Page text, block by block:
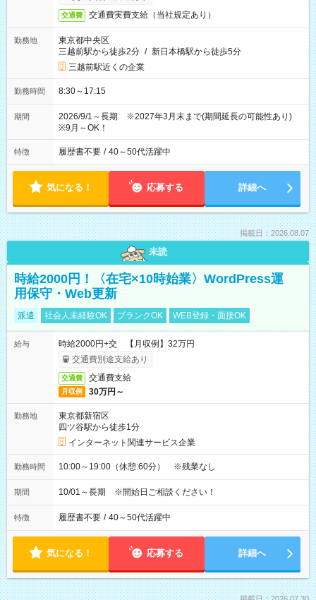
交通費 交通費実費支給（当社規定あり）
勤務地
東京都中央区
三越前駅から徒歩2分 / 新日本橋駅から徒歩5分
三越前駅近くの企業
勤務時間 8:30～17:15
期間
2026/9/1～長期 ※2027年3月末まで(期間延長の可能性あり)
※9月～OK！
特徴 履歴書不要 / 40～50代活躍中
気になる！ 応募する 詳細へ
掲載日：2026.08.07
未読
時給2000円！〈在宅×10時始業〉WordPress運
用保守・Web更新
派遣 社会人未経験OK ブランクOK WEB登録・面接OK
給与
時給2000円+交 【月収例】32万円
交通費別途支給あり
交通費 交通費支給
月収例 30万円～
勤務地
東京都新宿区
四ツ谷駅から徒歩1分
インターネット関連サービス企業
勤務時間 10:00～19:00（休憩:60分） ※残業なし
期間 10/01～長期 ※開始日ご相談ください！
特徴 履歴書不要 / 40～50代活躍中
気になる！ 応募する 詳細へ